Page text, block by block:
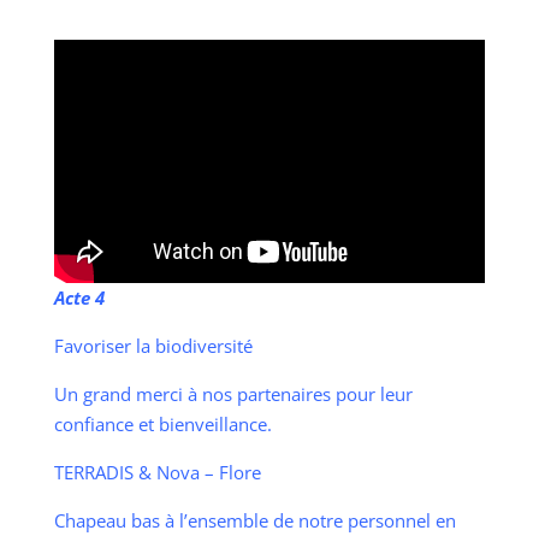
Acte 4
Favoriser la biodiversité
Un grand merci à nos partenaires pour leur
confiance et bienveillance.
TERRADIS & Nova – Flore
Chapeau bas à l’ensemble de notre personnel en